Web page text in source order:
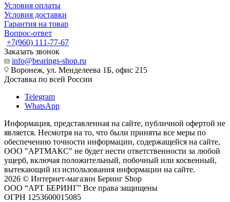
Условия оплаты
Условия доставки
Гарантия на товар
Вопрос-ответ
+7(960) 111-77-67
Заказать звонок
info@bearings-shop.ru
Воронеж, ул. Менделеева 1Б, офис 215
Доставка по всей России
Telegram
WhatsApp
Информация, представленная на сайте, публичной офертой не
является. Несмотря на то, что были приняты все меры по
обеспечению точности информации, содержащейся на сайте,
ООО "АРТМАКС" не будет нести ответственности за любой
ущерб, включая положительный, побочный или косвенный,
вытекающий из использования информации на сайте.
2026 © Интернет-магазин Беринг Shop
ООО “АРТ БЕРИНГ” Все права защищены
ОГРН 1253600015085